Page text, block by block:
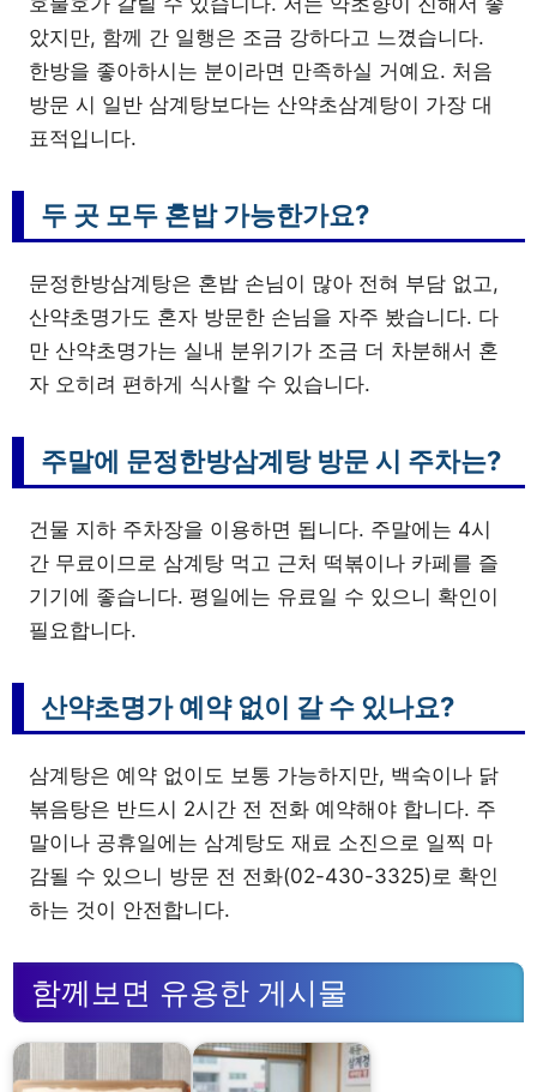
았지만, 함께 간 일행은 조금 강하다고 느꼈습니다.
한방을 좋아하시는 분이라면 만족하실 거예요. 처음
방문 시 일반 삼계탕보다는 산약초삼계탕이 가장 대
표적입니다.
두 곳 모두 혼밥 가능한가요?
문정한방삼계탕은 혼밥 손님이 많아 전혀 부담 없고,
산약초명가도 혼자 방문한 손님을 자주 봤습니다. 다
만 산약초명가는 실내 분위기가 조금 더 차분해서 혼
자 오히려 편하게 식사할 수 있습니다.
주말에 문정한방삼계탕 방문 시 주차는?
건물 지하 주차장을 이용하면 됩니다. 주말에는 4시
간 무료이므로 삼계탕 먹고 근처 떡볶이나 카페를 즐
기기에 좋습니다. 평일에는 유료일 수 있으니 확인이
필요합니다.
산약초명가 예약 없이 갈 수 있나요?
삼계탕은 예약 없이도 보통 가능하지만, 백숙이나 닭
볶음탕은 반드시 2시간 전 전화 예약해야 합니다. 주
말이나 공휴일에는 삼계탕도 재료 소진으로 일찍 마
감될 수 있으니 방문 전 전화(02-430-3325)로 확인
하는 것이 안전합니다.
함께보면 유용한 게시물